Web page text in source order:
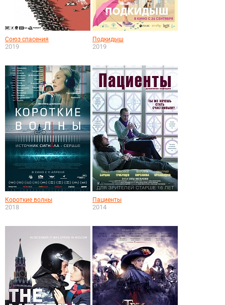
Союз спасения
2019
Подкидыш
2019
Короткие волны
2018
Пациенты
2014